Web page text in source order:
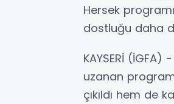
Hersek
dostluğu daha
KAYSERİ
uzanan
çıkıldı hem de